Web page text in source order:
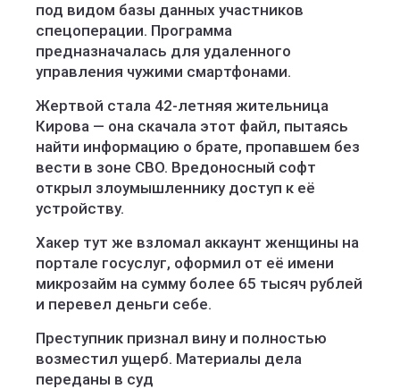
под видом базы данных участников
спецоперации. Программа
предназначалась для удаленного
управления чужими смартфонами.
Жертвой стала 42-летняя жительница
Кирова — она скачала этот файл, пытаясь
найти информацию о брате, пропавшем без
вести в зоне СВО. Вредоносный софт
открыл злоумышленнику доступ к её
устройству.
Хакер тут же взломал аккаунт женщины на
портале госуслуг, оформил от её имени
микрозайм на сумму более 65 тысяч рублей
и перевел деньги себе.
Преступник признал вину и полностью
возместил ущерб. Материалы дела
переданы в суд